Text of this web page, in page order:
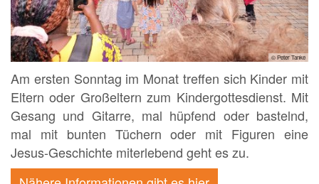
© Peter Tanke
Am ersten Sonntag im Monat treffen sich Kinder mit
Eltern oder Großeltern zum Kindergottesdienst. Mit
Gesang und Gitarre, mal hüpfend oder bastelnd,
mal mit bunten Tüchern oder mit Figuren eine
Jesus-Geschichte miterlebend geht es zu.